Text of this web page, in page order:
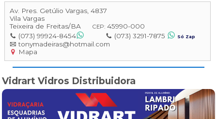
Av. Pres. Getúlio Vargas, 4837
Vila Vargas
Teixeira de Freitas/BA CEP: 45990-000
(073) 99924-8454
(073) 3291-7875 Só Zap
tonymadeiras@hotmail.com
Mapa
Vidrart Vidros Distribuidora